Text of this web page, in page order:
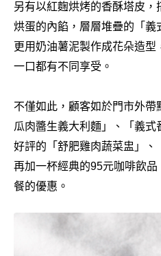
另有以紅麴烘烤的香酥塔皮
烘蛋的內餡，層層堆疊的「義
更用奶油薯泥製作成花朵造
一口都有不同享受。
不僅如此，顧客如於門市外
瓜肉醬生義大利麵」、「義
好評的「舒肥雞肉蔬菜盅」、
再加一杯經典的95元咖啡飲
餐的優惠。